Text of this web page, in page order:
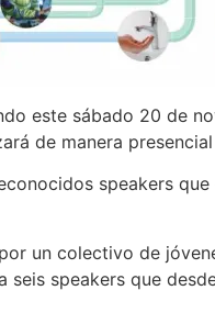
este sábado 20 de
de manera
speakers
un colectivo de
seis speakers que